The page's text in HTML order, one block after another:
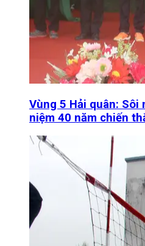
Vùng 5 Hải quân:
niệm 40 năm chiến